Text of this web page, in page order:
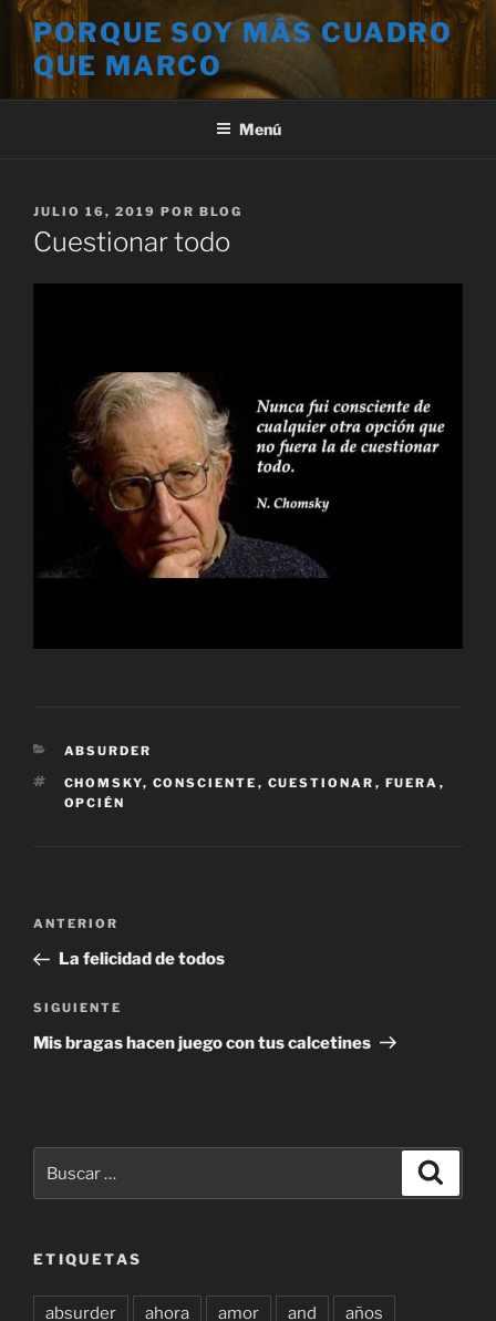
Saltar
contenido
PORQUE SOY MÁS CUADRO
QUE MARCO
Menú
PUBLICADO
EL
JULIO 16, 2019 POR BLOG
Cuestionar todo
CATEGORÍAS
ABSURDER
ETIQUETAS
CHOMSKY, CONSCIENTE , CUESTIONAR , FUERA ,
OPCIÉN
Navegación
entradas
Entrada
anterior:
ANTERIOR
La felicidad de todos
Siguiente
entrada
SIGUIENTE
Mis bragas hacen juego con tus calcetines
por:
ETIQUETAS
absurder ahora amor and años